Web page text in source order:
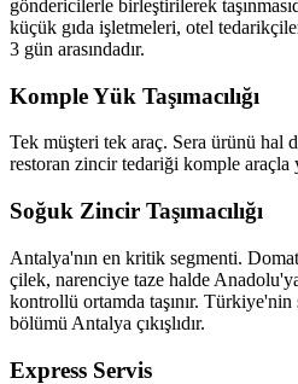
göndericilerle birleştirilerek
küçük gıda işletmeleri, otel
3 gün arasındadır.
Komple Yük Taşımacılığı
Tek müşteri tek araç. Sera ürünü hal
restoran zincir tedariği komple araçla
Soğuk Zincir Taşımacılığı
Antalya'nın en kritik segmenti.
çilek, narenciye taze halde
kontrollü ortamda taşınır.
bölümü Antalya çıkışlıdır.
Express Servis